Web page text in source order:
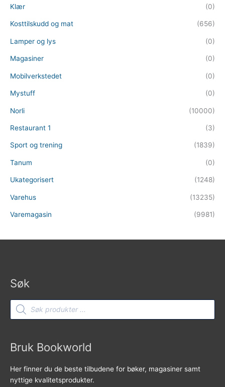
Klær (0)
Kosttilskudd og mat (656)
Lamper og lys (0)
Magasiner (0)
Mobilverkstedet (0)
Mystuff (0)
Norli (10000)
Restaurant 1 (3)
Sport og trening (1839)
Tanum (0)
Ukategorisert (1248)
Varehus (13235)
Varemagasin (9981)
Søk
Products
search
Bruk Bookworld
Her finner du de beste tilbudene for bøker, magasiner samt
nyttige kvalitetsprodukter.